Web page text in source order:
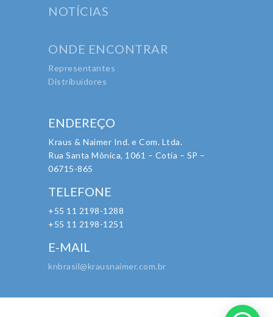
NOTÍCIAS
ONDE ENCONTRAR
Representantes
Distribuidores
ENDEREÇO
Kraus & Naimer Ind. e Com. Ltda.
Rua Santa Mônica, 1061 – Cotia – SP –
06715-865
TELEFONE
+55 11 2198-1288
+55 11 2198-1251
E-MAIL
knbrasil@krausnaimer.com.br